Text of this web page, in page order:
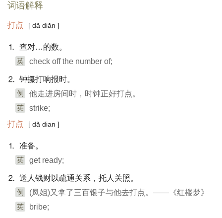
词语解释
打点 [ dǎ diǎn ]
⒈ 查对…的数。
英 check off the number of;
⒉ 钟攥打响报时。
例 他走进房间时，时钟正好打点。
英
strike;
打点
[ dǎ dian ]
⒈ 准备。
英 get ready;
⒉ 送人钱财以疏通关系，托人关照。
例 (凤姐)又拿了三百银子与他去打点。——《红楼梦》
英 bribe;